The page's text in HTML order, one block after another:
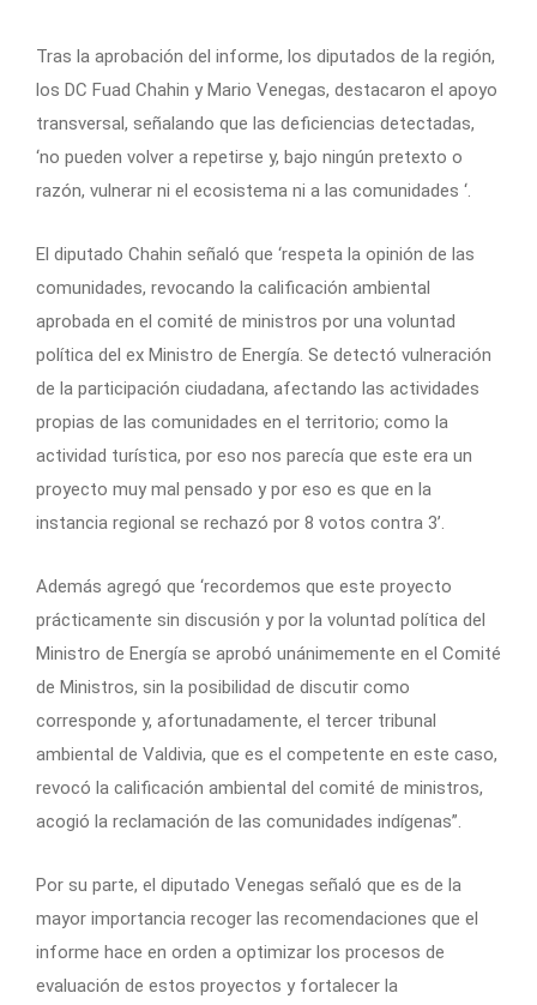
Tras la aprobación del informe, los diputados de la región,
los DC Fuad Chahin y Mario Venegas, destacaron el apoyo
transversal, señalando que las deficiencias detectadas,
‘no pueden volver a repetirse y, bajo ningún pretexto o
razón, vulnerar ni el ecosistema ni a las comunidades ‘.
El diputado Chahin señaló que ‘respeta la opinión de las
comunidades, revocando la calificación ambiental
aprobada en el comité de ministros por una voluntad
política del ex Ministro de Energía. Se detectó vulneración
de la participación ciudadana, afectando las actividades
propias de las comunidades en el territorio; como la
actividad turística, por eso nos parecía que este era un
proyecto muy mal pensado y por eso es que en la
instancia regional se rechazó por 8 votos contra 3’.
Además agregó que ‘recordemos que este proyecto
prácticamente sin discusión y por la voluntad política del
Ministro de Energía se aprobó unánimemente en el Comité
de Ministros, sin la posibilidad de discutir como
corresponde y, afortunadamente, el tercer tribunal
ambiental de Valdivia, que es el competente en este caso,
revocó la calificación ambiental del comité de ministros,
acogió la reclamación de las comunidades indígenas”.
Por su parte, el diputado Venegas señaló que es de la
mayor importancia recoger las recomendaciones que el
informe hace en orden a optimizar los procesos de
evaluación de estos proyectos y fortalecer la